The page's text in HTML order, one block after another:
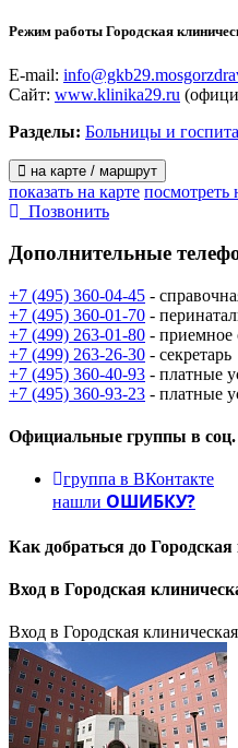
Режим работы Городская
E-mail:
Сайт: www.klinika29.ru
Разделы: Больницы и
на карте / маршрут
показать на карте посмотреть
Позвонить
Дополнительные
+7 (495) 360-04-45 -
+7 (495) 360-01-70 -
+7 (499) 263-01-80 - приемное
+7 (499) 263-26-30 - секретарь
+7 (495) 360-40-93 - платные
+7 (495) 360-93-23 - платные
Официальные группы в
группа в ВКонтакте
нашли ОШИБКУ?
Как добраться до
Вход в Городская
Вход в Городская